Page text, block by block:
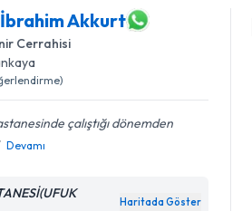
Akkurt
Cerrahisi
çalıştığı dönemden
Devamı
Haritada Göster